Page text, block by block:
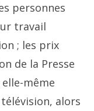
personnes
travail
; les prix
de la Presse
même
alors